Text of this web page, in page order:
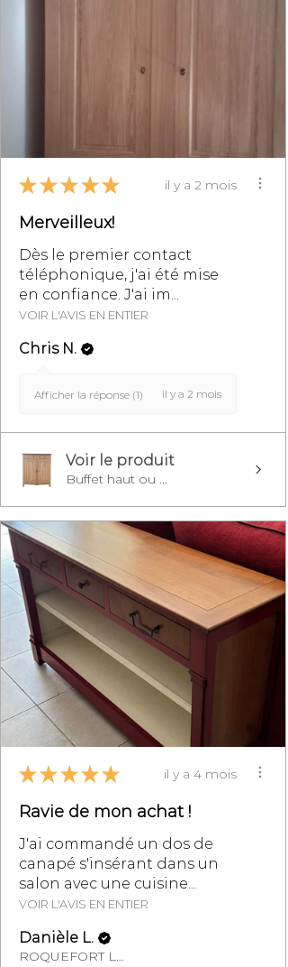
Générales de Vente,
★ ★ ★ ★ ★ il y a 2 mois
Merveilleux!
Dès le premier contact
téléphonique, j'ai été mise
en confiance. J'ai im...
VOIR L'AVIS EN ENTIER
Chris N.
Afficher la réponse (1) il y a 2 mois
Voir le produit
Buffet haut ou ...
★ ★ ★ ★ ★ il y a 4 mois
Ravie de mon achat !
J'ai commandé un dos de
canapé s'insérant dans un
salon avec une cuisine...
VOIR L'AVIS EN ENTIER
Danièle L.
ROQUEFORT LES PINS, FR-PAC